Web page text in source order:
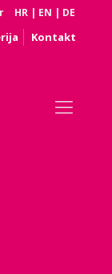
HR | EN | DE
Kontakt